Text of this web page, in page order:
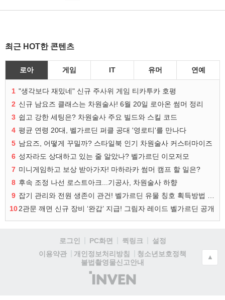
최근 HOT한 콘텐츠
로아 게임 IT 유머 연예
1 "생각보다 재밌네" 신규 주사위 게임 티카투카 호평
2 신규 남요즈 클래스는 차원술사! 6월 20일 로아온 썸머 정리
3 쉽고 강한 세팅은? 차원술사 주요 빌드와 스킬 코드
4 평균 연령 20대, 벨가르딘 퍼클 공대 '영로티'를 만나다
5 남요즈, 어떻게 꾸밀까? 스타일북 인기 차원술사 커스터마이즈
6 성자라도 상대하고 있는 줄 알았나? 벨가르딘 이모저모
7 미니게임하고 보상 받아가자! 마하라카 썸머 캠프 할 일은?
8 후속 조정 나선 로스트아크...기공사, 차원술사 하향
9
102관문 깨면 신규 장비 ‘완갑’ 지급! 그림자 레이드 벨가르딘 공개
로그인 PC화면 퀵링크
설정
이용약관
개인정보처리방침
청소년보호정책
불법촬영물신고안내
(주)
인
▲